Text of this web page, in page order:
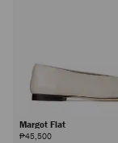
Margot Flat
₱45,500